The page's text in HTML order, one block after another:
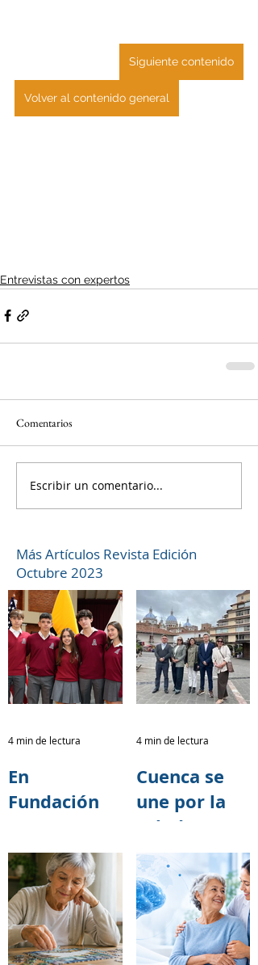
Siguiente contenido
Volver al contenido general
Entrevistas con expertos
Comentarios
Escribir un comentario...
Más Artículos Revista Edición
Octubre 2023
En
Fundación
creemos que
cada acto de
solidaridad
tiene el
poder de
4 min de lectura
Cuenca se
une por la
salud
cerebral:
Fundación
TASE
fortalece
alianzas
4 min de lectura